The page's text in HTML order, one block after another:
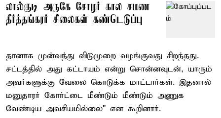
லால்குடி அருகே சோழர் கால சமண
தீர்த்தங்கரர் சிலைகள் கண்டெடுப்பு
தானாக முன்வந்து விடுமுறை வழங்குவது சிறந்தது.
சட்டத்தில் அது கட்டாயம் என்று சொன்னவுடன், யாரும்
அவர்களுக்கு வேலை கொடுக்க மாட்டார்கள். இதனால்
மனுதாரர் கோர்ட்டை மீண்டும் மீண்டும் அணுக
வேண்டிய அவசியமில்லை" என கூறினார்.